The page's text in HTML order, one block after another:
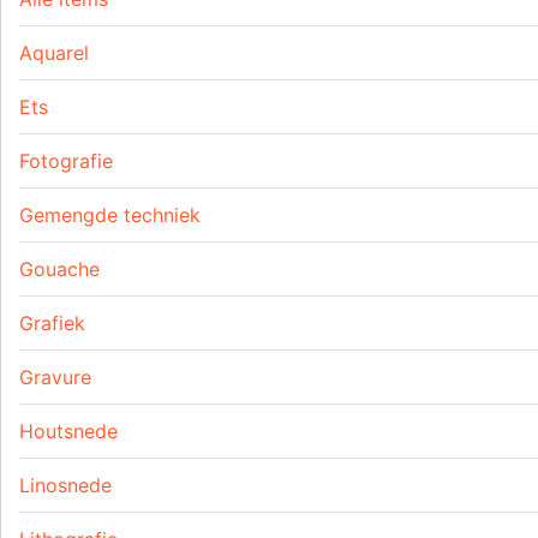
Aquarel
Ets
Fotografie
Gemengde techniek
Gouache
Grafiek
Gravure
Houtsnede
Linosnede